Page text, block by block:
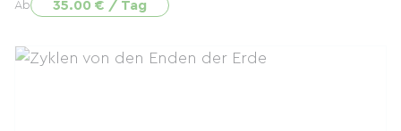
Ab 35.00 € / Tag